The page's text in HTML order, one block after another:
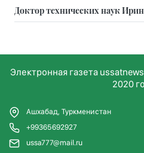
Доктор технических наук
Электронная газета
2020
Ашхабад, Туркменистан
+99365692927
ussa777@mail.ru